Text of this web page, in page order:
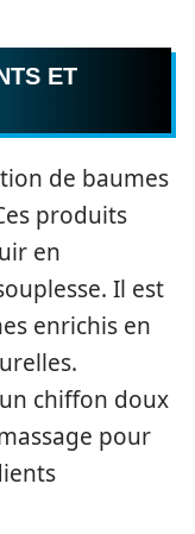
ET
de baumes
produits
en
Il est
enrichis en
chiffon doux
pour